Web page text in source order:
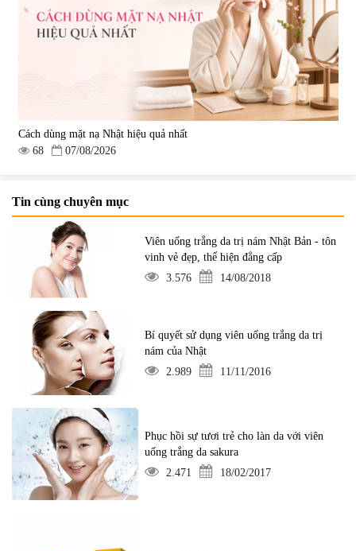
Cách dùng mặt nạ Nhật hiệu quả nhất
68
07/08/2026
Tin cùng chuyên mục
Viên uống trắng da trị nám Nhật Bản - tôn
vinh vẻ đẹp, thể hiện đẳng cấp
3.576
14/08/2018
Bí quyết sử dụng viên uống trắng da trị
nám của Nhật
2.989
11/11/2016
Phục hồi sự tươi trẻ cho làn da với viên
uống trắng da sakura
2.471
18/02/2017